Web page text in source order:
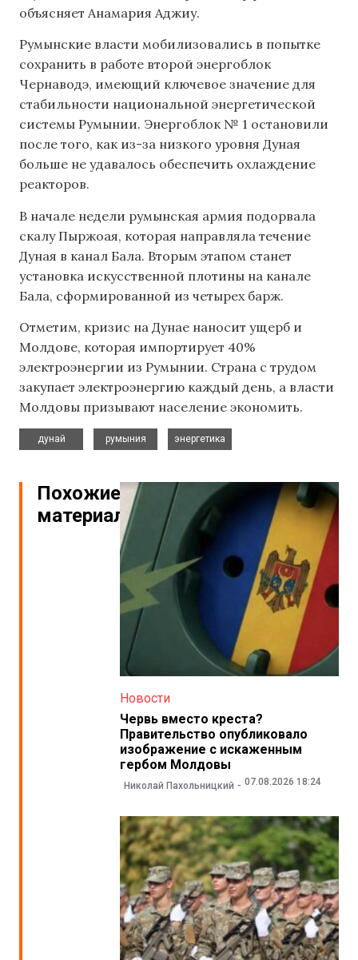
объясняет Анамария Аджиу.
Румынские власти мобилизовались в попытке
сохранить в работе второй энергоблок
Чернаводэ, имеющий ключевое значение для
стабильности национальной энергетической
системы Румынии. Энергоблок № 1 остановили
после того, как из-за низкого уровня Дуная
больше не удавалось обеспечить охлаждение
реакторов.
В начале недели румынская армия подорвала
скалу Пыржоая, которая направляла течение
Дуная в канал Бала. Вторым этапом станет
установка искусственной плотины на канале
Бала, сформированной из четырех барж.
Отметим, кризис на Дунае наносит ущерб и
Молдове, которая импортирует 40%
электроэнергии из Румынии. Страна с трудом
закупает электроэнергию каждый день, а власти
Молдовы призывают население экономить.
дунай
румыния
энергетика
Похожие
материалы
Новости
Червь вместо креста?
Правительство опубликовало
изображение с искаженным
гербом Молдовы
Николай Пахольницкий 07.08.2026 18:24